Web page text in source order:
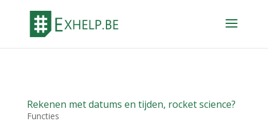
Rekenen met datums en tijden, rocket science?
Functies